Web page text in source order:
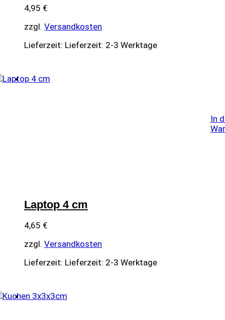
4,95 €
zzgl. Versandkosten
Lieferzeit: Lieferzeit: 2-3 Werktage
In
Laptop 4 cm
4,65 €
zzgl. Versandkosten
Lieferzeit: Lieferzeit: 2-3 Werktage